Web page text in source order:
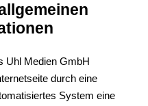
Uhl Medien GmbH
durch eine
System eine